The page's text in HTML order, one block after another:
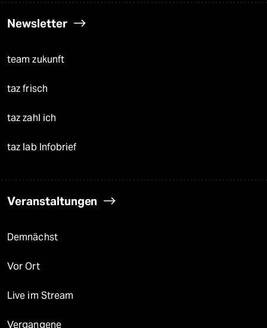
Newsletter
team zukunft
taz frisch
taz zahl ich
taz lab Infobrief
Veranstaltungen
Demnächst
Vor Ort
Live im Stream
Vergangene